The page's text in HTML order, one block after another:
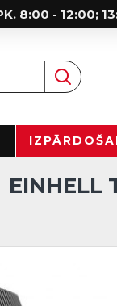
8:00 - 12:00;
EINHELL